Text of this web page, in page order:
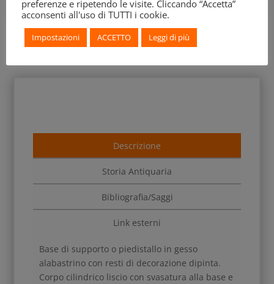
Descrizione
Storia Antiquaria
Bibliografia/Saggi
Link esterni
Base di supporto o piedistallo in gesso
alabastrino con resti di decorazione dipinta.
Corpo cilindrico liscio con svasatura alla base e
preferenze e ripetendo le visite. Cliccando “Accetta”
acconsenti all'uso di TUTTI i cookie.
Impostazioni ACCETTO Leggi di più